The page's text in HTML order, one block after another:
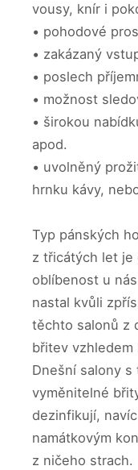
vousy, knír i
• pohodové
• zakázaný
• poslech
• možnost
• širokou
apod.
• uvolněný
hrnku kávy,
Typ pánských
z třicátých let je
oblíbenost u
nastal kvůli
těchto salonů z
břitev vzhledem
Dnešní salony
vyměnitelné
dezinfikují,
namátkovým
z ničeho strach.